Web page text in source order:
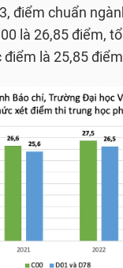
điểm chuẩn
là 26,85 điểm,
là 25,85